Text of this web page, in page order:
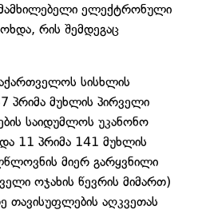
ელექტრონული
რის შემდეგაც
სისხლის
პრიმა მუხლის პირველი
საიდუმლოს უკანონო
11 პრიმა 141 მუხლის
მიერ გარყვნილი
ოჯახის წევრის მიმართ)
თავისუფლების აღკვეთას